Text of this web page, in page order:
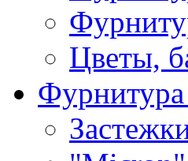
Цветы,
Фурнитура